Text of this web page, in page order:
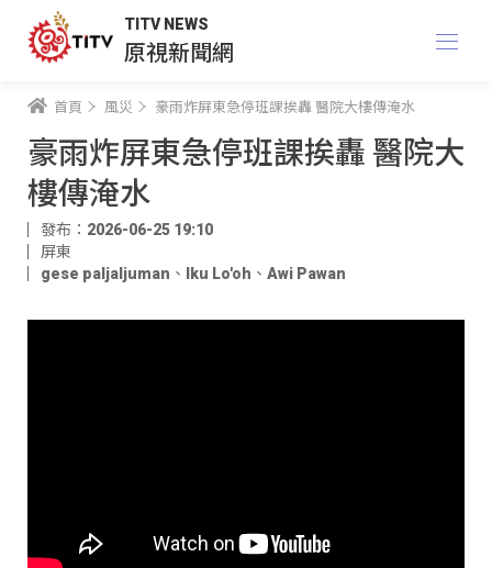
TITV NEWS
原視新聞網
首頁 風災 豪雨炸屏東急停班課挨轟 醫院大樓傳淹水
豪雨炸屏東急停班課挨轟 醫院大
樓傳淹水
發布：2026-06-25 19:10
屏東
gese paljaljuman 、 Iku Lo'oh 、 Awi Pawan